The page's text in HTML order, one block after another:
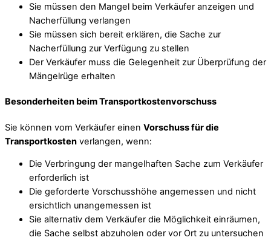
Sie müssen den Mangel beim Verkäufer anzeigen und
Nacherfüllung verlangen
Sie müssen sich bereit erklären, die Sache zur
Nacherfüllung zur Verfügung zu stellen
Der Verkäufer muss die Gelegenheit zur Überprüfung der
Mängelrüge erhalten
Besonderheiten beim Transportkostenvorschuss
Sie können vom Verkäufer einen Vorschuss für die
Transportkosten verlangen, wenn:
Die Verbringung der mangelhaften Sache zum Verkäufer
erforderlich ist
Die geforderte Vorschusshöhe angemessen und nicht
ersichtlich unangemessen ist
Sie alternativ dem Verkäufer die Möglichkeit einräumen,
die Sache selbst abzuholen oder vor Ort zu untersuchen